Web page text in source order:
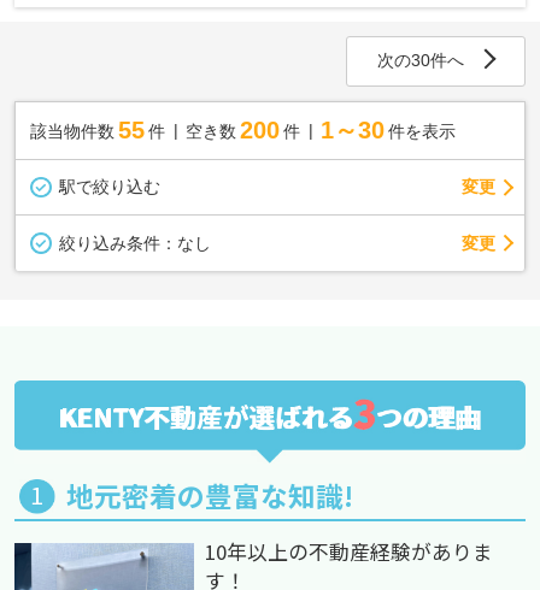
次の30件へ
該当物件数 55件 空き数 200 件 1～30 件を表示
駅で絞り込む 変更
絞り込み条件： なし 変更
KENTY不動産が選ばれる3つの理由
地元密着の豊富な知識!
10年以上の不動産経験がありま
す！